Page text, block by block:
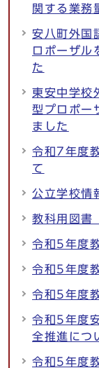
関する業務
安八町外国
ロポーザ
た
東安中学校
型プロポ
ました
令和7年度
て
公立学校情
教科用図書
令和5年度
令和5年度
令和5年度
令和5年度
全推進につ
令和5年度